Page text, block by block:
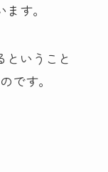
す。
ということ
です。